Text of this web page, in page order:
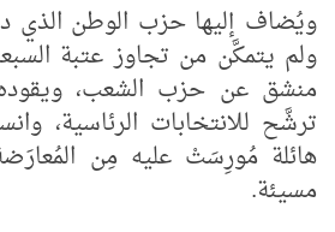
ويُضاف إليها حزب الوطن الذي
ولم يتمكَّن من تجاوز عتبة
منشق عن حزب الشعب،
ترشَّح للانتخابات
هائلة مُورِسَتْ عليه مِن
مسيئة.